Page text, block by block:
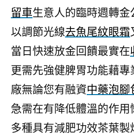
留車生意人的臨時週轉金
以調節光線去魚尾紋眼霜
當日快速放金回饋最實在
更需先強健脾胃功能藉專
廠無論您有融資中藥泡腳
急需在有降低體溫的作用
多種具有減肥功效茶葉製